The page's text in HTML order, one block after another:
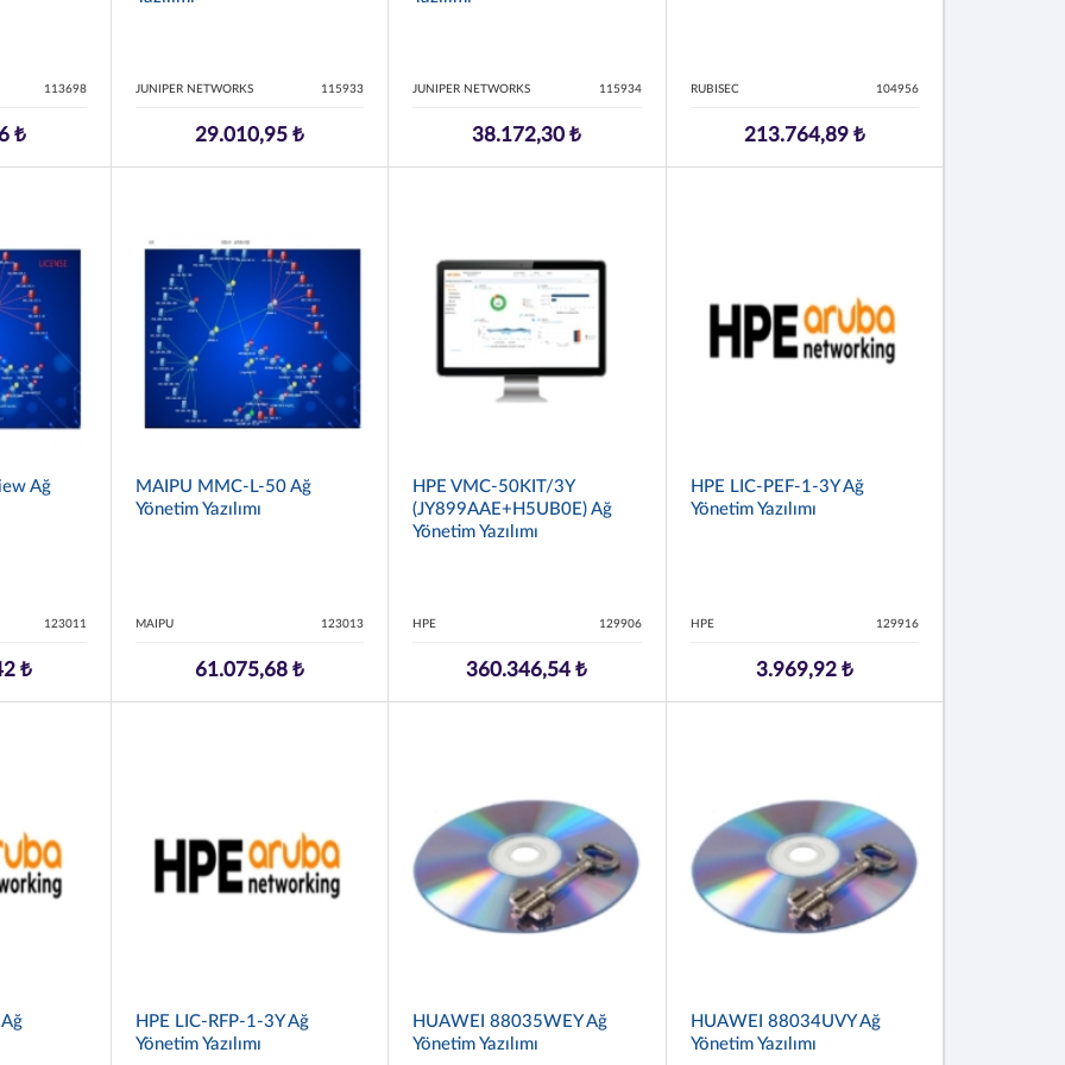
113698
₺
JUNIPER NETWORKS 115933
29.010,95 ₺
JUNIPER NETWORKS 115934
38.172,30 ₺
RUBISEC 104956
213.764,89 ₺
Ağ
123011
₺
MAIPU MMC-L-50 Ağ
Yönetim Yazılımı
MAIPU 123013
61.075,68 ₺
HPE VMC-50KIT/3Y
(JY899AAE+H5UB0E) Ağ
Yönetim Yazılımı
HPE 129906
360.346,54 ₺
HPE LIC-PEF-1-3Y Ağ
Yönetim Yazılımı
HPE 129916
3.969,92 ₺
HPE LIC-RFP-1-3Y Ağ
Yönetim Yazılımı
HUAWEI 88035WEY Ağ
Yönetim Yazılımı
HUAWEI 88034UVY Ağ
Yönetim Yazılımı